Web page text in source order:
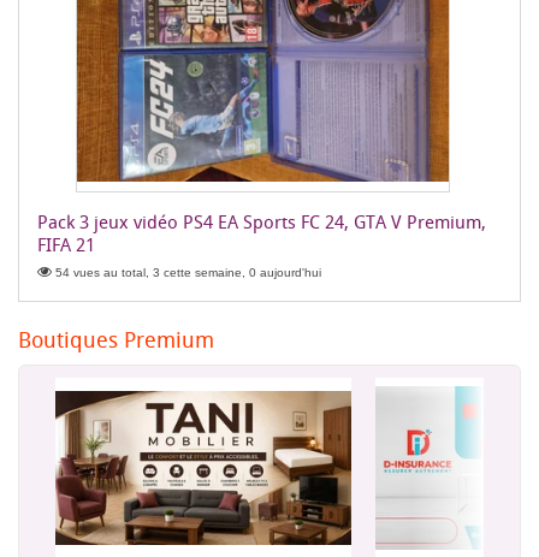
Pack 3 jeux vidéo PS4 EA Sports FC 24, GTA V Premium,
FIFA 21
54 vues au total, 3 cette semaine, 0 aujourd'hui
Boutiques Premium